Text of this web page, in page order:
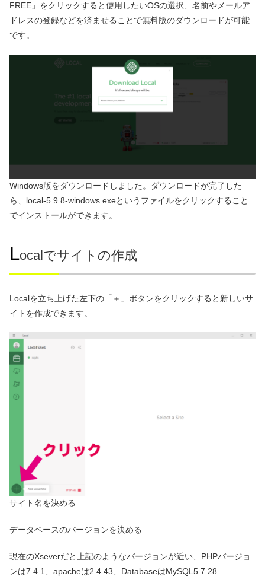
FREE」をクリックすると使用したいOSの選択、名前やメールア
ドレスの登録などを済ませることで無料版のダウンロードが可能
です。
Windows版をダウンロードしました。ダウンロードが完了した
ら、local-5.9.8-windows.exeというファイルをクリックすること
でインストールができます。
Localでサイトの作成
Localを立ち上げた左下の「＋」ボタンをクリックすると新しいサ
イトを作成できます。
サイト名を決める
データベースのバージョンを決める
現在のXseverだと上記のようなバージョンが近い、PHPバージョ
ンは7.4.1、apacheは2.4.43、DatabaseはMySQL5.7.28